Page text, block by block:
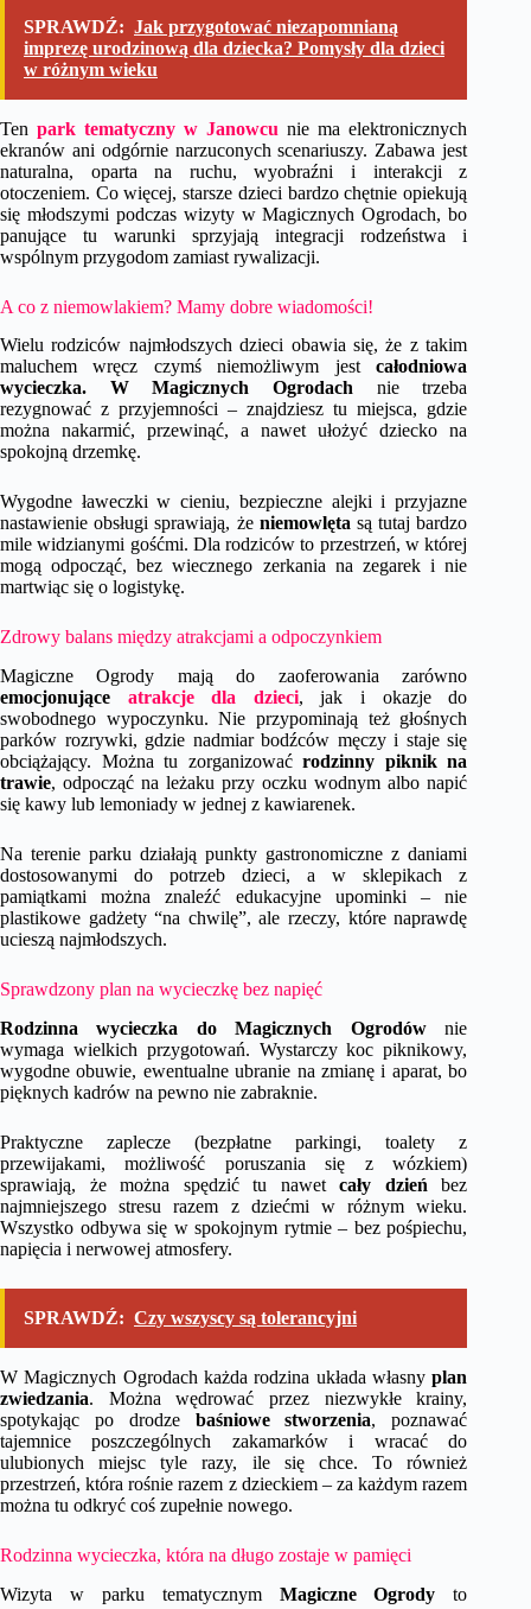
SPRAWDŹ: Jak przygotować niezapomnianą
imprezę urodzinową dla dziecka? Pomysły dla dzieci
w różnym wieku
Tenpark tematyczny w Janowcu nie ma elektronicznych
ekranów ani odgórnie narzuconych scenariuszy. Zabawa jest
naturalna, oparta na ruchu, wyobraźni i interakcji z
otoczeniem. Co więcej, starsze dzieci bardzo chętnie opiekują
się młodszymi podczas wizyty w Magicznych Ogrodach, bo
panujące tu warunki sprzyjają integracji rodzeństwa i
wspólnym przygodom zamiast rywalizacji.
A co z niemowlakiem? Mamy dobre wiadomości!
Wielu rodziców najmłodszych dzieci obawia się, że z takim
maluchem wręcz czymś niemożliwym jestcałodniowa
wycieczka. W Magicznych Ogrodach nie trzeba
rezygnować z przyjemności – znajdziesz tu miejsca, gdzie
można nakarmić, przewinąć, a nawet ułożyć dziecko na
spokojną drzemkę.
Wygodne ławeczki w cieniu, bezpieczne alejki i przyjazne
nastawienie obsługi sprawiają, że niemowlęta są tutaj bardzo
mile widzianymi gośćmi. Dla rodziców to przestrzeń, w której
mogą odpocząć, bez wiecznego zerkania na zegarek i nie
martwiąc się o logistykę.
Zdrowy balans między atrakcjami a odpoczynkiem
Magiczne Ogrody mają do zaoferowania zarówno
emocjonujące atrakcje dla dzieci, jak i okazje do
swobodnego wypoczynku. Nie przypominają też głośnych
parków rozrywki, gdzie nadmiar bodźców męczy i staje się
obciążający. Można tu zorganizowaćrodzinny piknik na
trawie, odpocząć na leżaku przy oczku wodnym albo napić
się kawy lub lemoniady w jednej z kawiarenek.
Na terenie parku działają punkty gastronomiczne z daniami
dostosowanymi do potrzeb dzieci, a w sklepikach z
pamiątkami można znaleźć edukacyjne upominki – nie
plastikowe gadżety “na chwilę”, ale rzeczy, które naprawdę
ucieszą najmłodszych.
Sprawdzony plan na wycieczkę bez napięć
Rodzinna wycieczka
do Magicznych Ogrodównie
wymaga wielkich przygotowań. Wystarczy koc piknikowy,
wygodne obuwie, ewentualne ubranie na zmianę i aparat, bo
pięknych kadrów na pewno nie zabraknie.
Praktyczne zaplecze (bezpłatne parkingi, toalety z
przewijakami, możliwość poruszania się z wózkiem)
sprawiają, że można spędzić tu nawetcały dzień bez
najmniejszego stresu razem z dziećmi w różnym wieku.
Wszystko odbywa się w spokojnym rytmie – bez pośpiechu,
napięcia i nerwowej atmosfery.
SPRAWDŹ: Czy wszyscy są tolerancyjni
W Magicznych Ogrodach każda rodzina układa własnyplan
zwiedzania. Można wędrować przez niezwykłe krainy,
spotykając po drodze baśniowe stworzenia, poznawać
tajemnice poszczególnych zakamarków i wracać do
ulubionych miejsc tyle razy, ile się chce. To również
przestrzeń, która rośnie razem z dzieckiem – za każdym razem
można tu odkryć coś zupełnie nowego.
Rodzinna wycieczka, która na długo zostaje w pamięci
Wizyta w parku tematycznym Magiczne Ogrody to